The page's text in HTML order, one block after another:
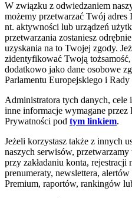
W związku z odwiedzaniem
możemy przetwarzać Twój adres
nt. aktywności lub urządzeń
przetwarzania zostaniesz
uzyskania na to Twojej zgody.
zidentyfikować Twoją
dodatkowo jako dane osobowe
Parlamentu Europejskiego i
Administratora tych danych, cele
inne informacje wymagane
Prywatności pod tym linkiem.
Jeżeli korzystasz także z innych
naszych serwisów,
przy zakładaniu konta, rejestracji
prenumeraty, newslettera,
Premium, raportów, rankingów